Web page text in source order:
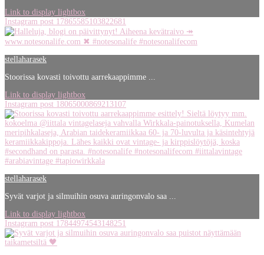
Link to display lightbox
Instagram post 17865585103822681
stellaharasek
Stoorissa kovasti toivottu aarrekaappimme ...
Link to display lightbox
Instagram post 18065000869213107
stellaharasek
Syvät varjot ja silmuihin osuva auringonvalo saa ...
Link to display lightbox
Instagram post 17844974543148251